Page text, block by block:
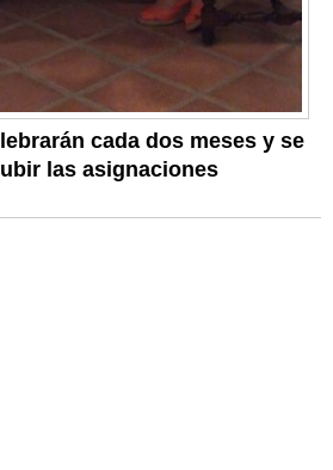
cada dos meses y se
las asignaciones